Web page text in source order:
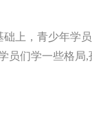
础上，青少年学
员们学一些格